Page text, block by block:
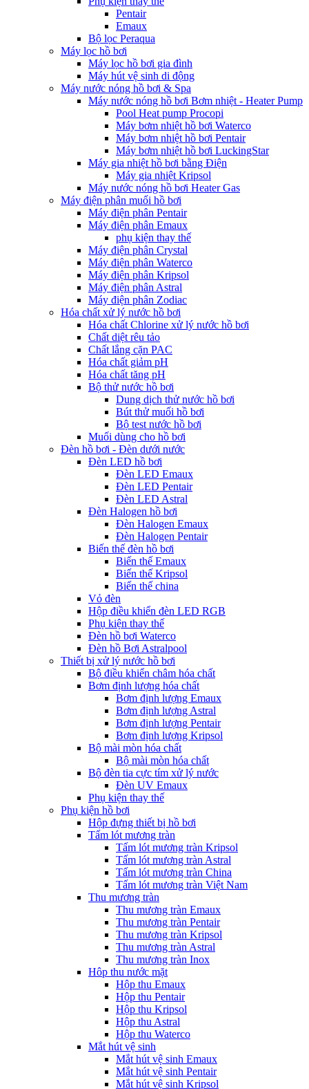
Pentair
Emaux
Bộ lọc Peraqua
Máy lọc hồ bơi
Máy lọc hồ bơi gia đình
Máy hút vệ sinh di động
Máy nước nóng hồ bơi & Spa
Máy nước nóng hồ bơi Bơm nhiệt - Heater Pump
Pool Heat pump Procopi
Máy bơm nhiệt hồ bơi Waterco
Máy bơm nhiệt hồ bơi Pentair
Máy bơm nhiệt hồ bơi LuckingStar
Máy gia nhiệt hồ bơi bằng Điện
Máy gia nhiệt Kripsol
Máy nước nóng hồ bơi Heater Gas
Máy điện phân muối hồ bơi
Máy điện phân Pentair
Máy điện phân Emaux
phụ kiện thay thế
Máy điện phân Crystal
Máy điện phân Waterco
Máy điện phân Kripsol
Máy điện phân Astral
Máy điện phân Zodiac
Hóa chất xử lý nước hồ bơi
Hóa chất Chlorine xử lý nước hồ bơi
Chất diệt rêu tảo
Chất lắng cặn PAC
Hóa chất giảm pH
Hóa chất tăng pH
Bộ thử nước hồ bơi
Dung dịch thử nước hồ bơi
Bút thử muối hồ bơi
Bộ test nước hồ bơi
Muối dùng cho hồ bơi
Đèn hồ bơi - Đèn dưới nước
Đèn LED hồ bơi
Đèn LED Emaux
Đèn LED Pentair
Đèn LED Astral
Đèn Halogen hồ bơi
Đèn Halogen Emaux
Đèn Halogen Pentair
Biến thế đèn hồ bơi
Biến thế Emaux
Biến thế Kripsol
Biến thế china
Vỏ đèn
Hộp điều khiển đèn LED RGB
Phụ kiện thay thế
Đèn hồ bơi Waterco
Đèn hồ Bơi Astralpool
Thiết bị xử lý nước hồ bơi
Bộ điều khiển châm hóa chất
Bơm định lượng hóa chất
Bơm định lượng Emaux
Bơm định lượng Astral
Bơm định lượng Pentair
Bơm định lượng Kripsol
Bộ mài mòn hóa chất
Bộ mài mòn hóa chất
Bộ đèn tia cực tím xử lý nước
Đèn UV Emaux
Phụ kiện thay thế
Phụ kiện hồ bơi
Hộp đựng thiết bị hồ bơi
Tấm lót mương tràn
Tấm lót mương tràn Kripsol
Tấm lót mương tràn Astral
Tấm lót mương tràn China
Tấm lót mương tràn Việt Nam
Thu mương tràn
Thu mương tràn Emaux
Thu mương tràn Pentair
Thu mương tràn Kripsol
Thu mương tràn Astral
Thu mương tràn Inox
Hôp thu nước mặt
Hộp thu Emaux
Hộp thu Pentair
Hộp thu Kripsol
Hộp thu Astral
Hộp thu Waterco
Mắt hút vệ sinh
Mắt hút vệ sinh Emaux
Mắt hút vệ sinh Pentair
Mắt hút vệ sinh Kripsol